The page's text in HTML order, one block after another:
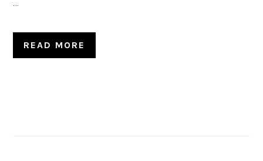
...
READ MORE